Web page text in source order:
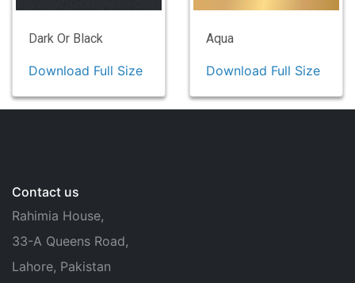
Dark Or Black
Download Full Size
Aqua
Download Full Size
Contact us
Rahimia House,
33-A Queens Road,
Lahore, Pakistan